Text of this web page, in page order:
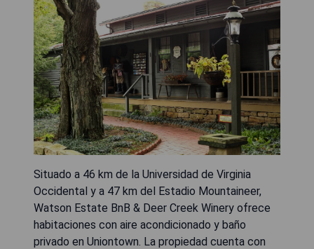
Situado a 46 km de la Universidad de Virginia
Occidental y a 47 km del Estadio Mountaineer,
Watson Estate BnB & Deer Creek Winery ofrece
habitaciones con aire acondicionado y baño
privado en Uniontown. La propiedad cuenta con